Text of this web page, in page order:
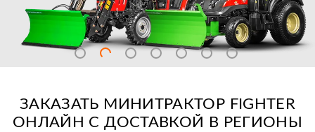
ЗАКАЗАТЬ МИНИТРАКТОР FIGHTER
ОНЛАЙН С ДОСТАВКОЙ В РЕГИОНЫ